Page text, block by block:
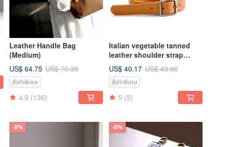
Leather Handle Bag
(Medium)
US$ 64.75 US$ 70.38
สั่งทำพิเศษ
4.9 (136)
Italian vegetable tanned
leather shoulder strap
adjustable / Italian Tuscany
vegetable tanned cowhide
US$ 40.17 US$ 43.66
สั่งทำพิเศษ
5 (5)
-8% -8%